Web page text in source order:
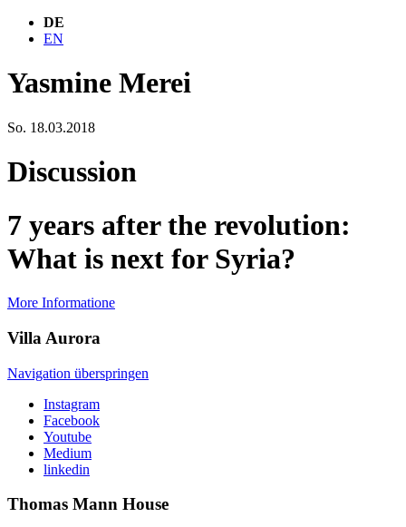
DE
EN
Yasmine Merei
So. 18.03.2018
Discussion
7 years after the revolution:
What is next for Syria?
More Informatione
Villa Aurora
Navigation überspringen
Instagram
Facebook
Youtube
Medium
linkedin
Thomas Mann House